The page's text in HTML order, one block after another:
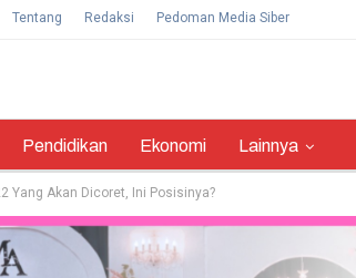
Tentang Redaksi Pedoman Media Siber
Pendidikan Ekonomi Lainnya
Yang Akan Dicoret, Ini Posisinya?